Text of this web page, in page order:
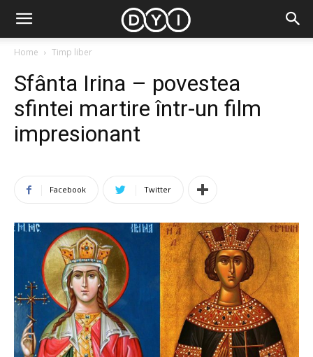
Home Timp liber
Sfânta Irina – povestea
sfintei martire într-un film
impresionant
Facebook Twitter